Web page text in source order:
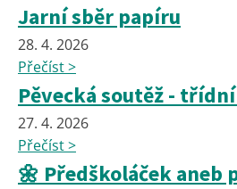
Jarní sběr papíru
28. 4. 2026
Přečíst >
Pěvecká soutěž -
27. 4. 2026
Přečíst >
🌼 Předškoláček aneb